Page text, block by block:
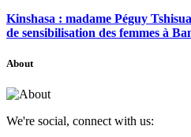
Kinshasa : madame Péguy
de sensibilisation des femmes à
About
We're social, connect with us: